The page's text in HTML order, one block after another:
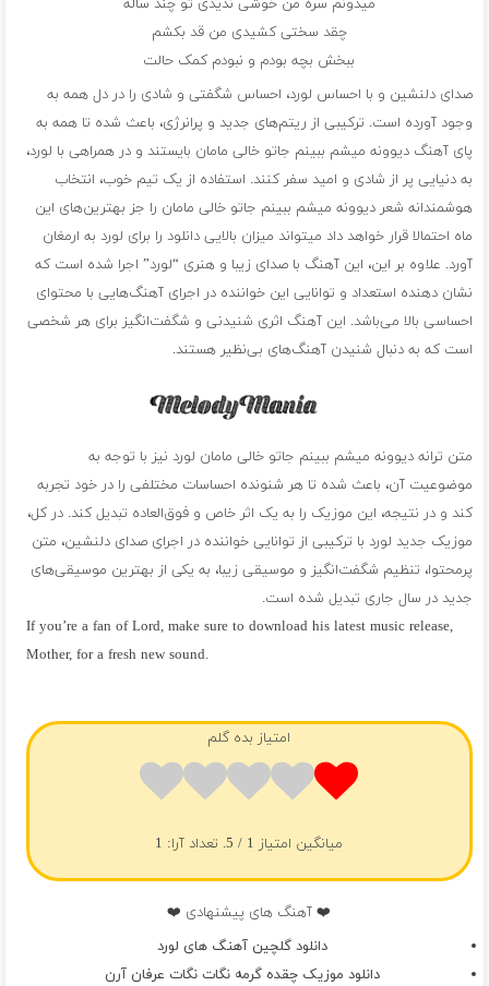
میدونم سره من خوشی ندیدی تو چند ساله
چقد سختی کشیدی من قد بکشم
ببخش بچه بودم و نبودم کمک حالت
صدای دلنشین و با احساس لورد، احساس شگفتی و شادی را در دل همه به
وجود آورده است. ترکیبی از ریتم‌های جدید و پرانرژی، باعث شده تا همه به
پای آهنگ دیوونه میشم ببینم جاتو خالی مامان بایستند و در همراهی با لورد،
به دنیایی پر از شادی و امید سفر کنند. استفاده از یک تیم خوب، انتخاب
هوشمندانه شعر دیوونه میشم ببینم جاتو خالی مامان را جز بهترین‌های این
ماه احتمالا قرار خواهد داد میتواند میزان بالایی دانلود را برای لورد به ارمغان
آورد. علاوه بر این، این آهنگ با صدای زیبا و هنری “لورد” اجرا شده است که
نشان دهنده استعداد و توانایی این خواننده در اجرای آهنگ‌هایی با محتوای
احساسی بالا می‌باشد. این آهنگ اثری شنیدنی و شگفت‌انگیز برای هر شخصی
است که به دنبال شنیدن آهنگ‌های بی‌نظیر هستند.
متن ترانه دیوونه میشم ببینم جاتو خالی مامان لورد نیز با توجه به
موضوعیت آن، باعث شده تا هر شنونده احساسات مختلفی را در خود تجربه
کند و در نتیجه، این موزیک را به یک اثر خاص و فوق‌العاده تبدیل کند. در کل،
موزیک جدید لورد با ترکیبی از توانایی خواننده در اجرای صدای دلنشین، متن
پرمحتوا، تنظیم شگفت‌انگیز و موسیقی زیبا، به یکی از بهترین موسیقی‌های
جدید در سال جاری تبدیل شده است.
If you’re a fan of Lord, make sure to download his latest music release,
Mother, for a fresh new sound.
امتیاز بده گلم
میانگین امتیاز 1 / 5. تعداد آرا: 1
❤️ آهنگ های پیشنهادی ❤️
دانلود گلچین آهنگ های لورد
دانلود موزیک چقده گرمه نگات نگات عرفان آرن